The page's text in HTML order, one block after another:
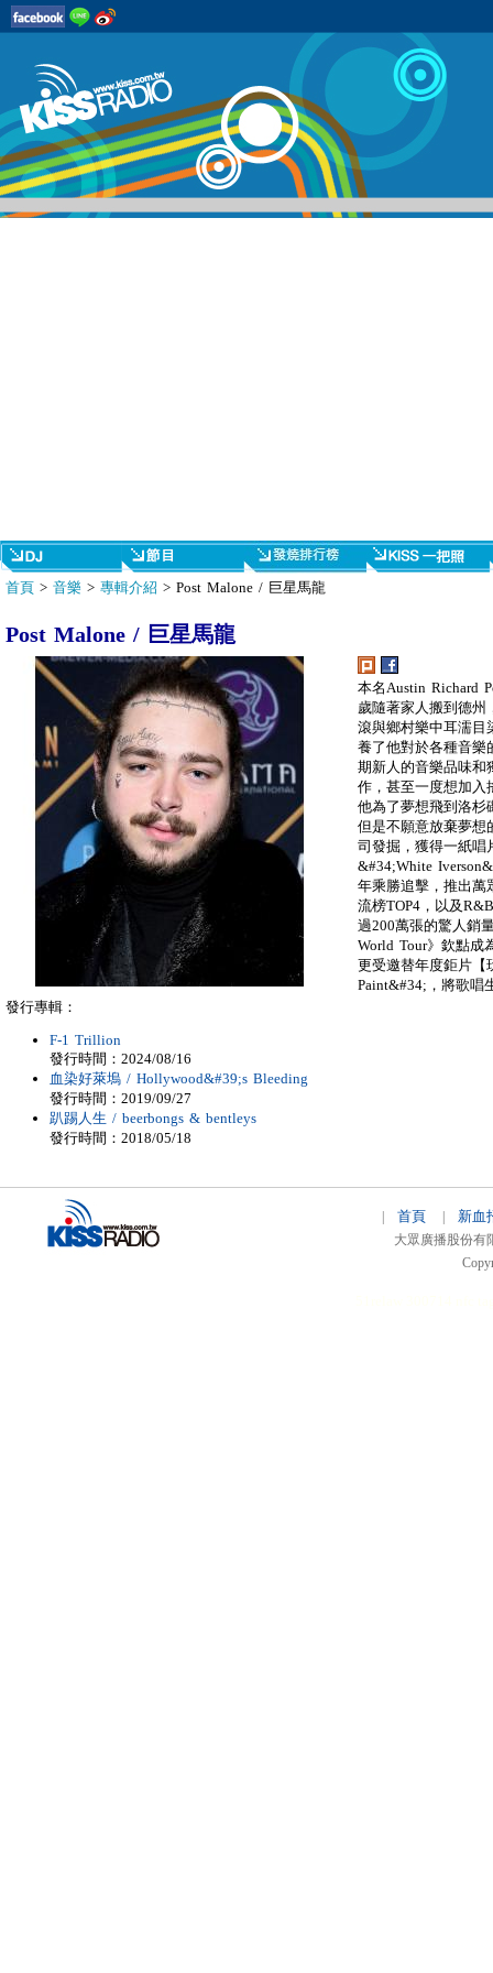
首頁 > 音樂 > 專輯介紹 > Post Malone / 巨星馬龍
Post Malone / 巨星馬龍
本名Austin Richard
歲隨著家人搬到德州
滾與鄉村樂中耳濡目
養了他對於各種音樂
期新人的音樂品味和
作，甚至一度想加入
他為了夢想飛到洛杉
但是不願意放棄夢想
司發掘，獲得一紙唱
&#34;White
年乘勝追擊，推出萬
流榜TOP4，以及
過200萬張的驚人銷
World Tour》欽點成
更受邀替年度鉅片【
Paint&#34;，將歌唱
發行專輯：
F-1 Trillion
發行時間：2024/08/16
血染好萊塢 / Hollywood&#39;s Bleeding
發行時間：2019/09/27
趴踢人生 / beerbongs & bentleys
發行時間：2018/05/18
| 首頁| 新血
大眾廣播股份有